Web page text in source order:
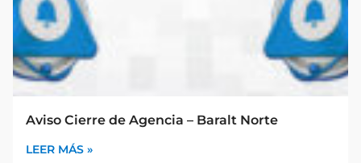
Aviso Cierre de Agencia – Baralt Norte
LEER MÁS »